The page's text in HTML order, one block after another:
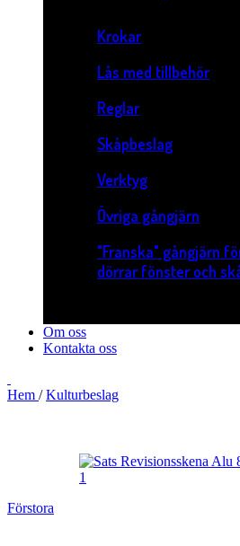
Krokar
Lås med tillbehör
Reglar
Skåpbeslag
Verktyg
Övriga gångjärn
"Franska" gångjärn
dörrar fönster och
Om oss
Kontakta oss
Hem / Kulturbeslag
Förstora